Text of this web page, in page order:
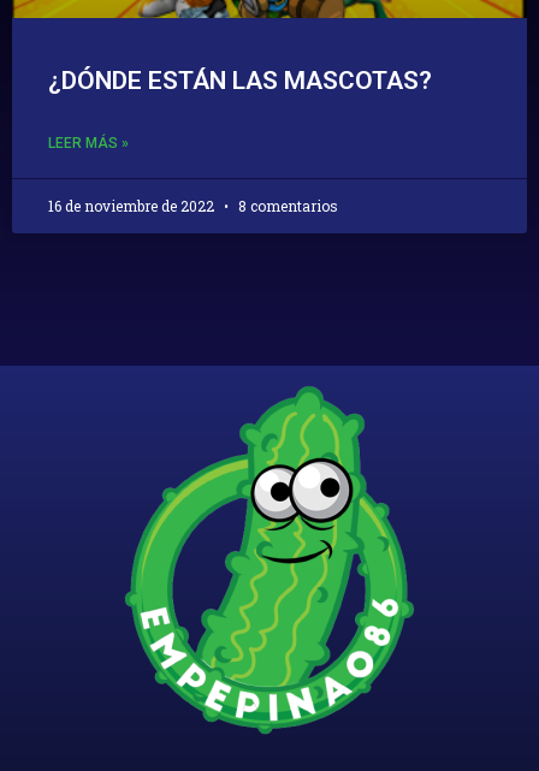
¿DÓNDE ESTÁN LAS MASCOTAS?
LEER MÁS »
16 de noviembre de 2022 8 comentarios